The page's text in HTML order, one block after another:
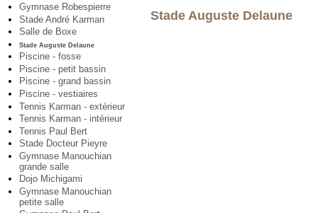
Gymnase Robespierre
Stade André Karman
Salle de Boxe
Stade Auguste Delaune
Piscine - fosse
Piscine - petit bassin
Piscine - grand bassin
Piscine - vestiaires
Tennis Karman - extérieur
Tennis Karman - intérieur
Tennis Paul Bert
Stade Docteur Pieyre
Gymnase Manouchian
grande salle
Dojo Michigami
Gymnase Manouchian
petite salle
Stade Auguste Delaune